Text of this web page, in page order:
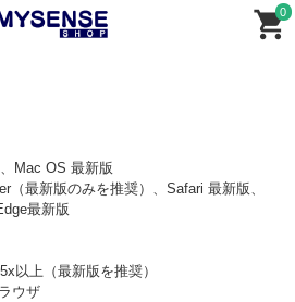
0
Mac OS 最新版
（最新版のみを推奨）、Safari 最新版、
最新版
以上（最新版を推奨）
ウザ